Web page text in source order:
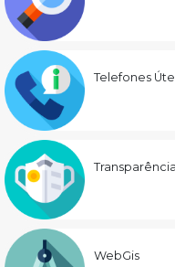
Telefones
WebGis